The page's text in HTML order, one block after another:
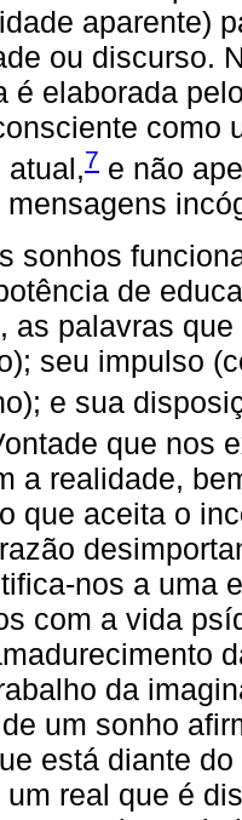
aparente)
ou discurso.
é elaborada
como
atual,7 e não
sonhos
de
as palavras
seu impulso
e sua
que nos
a realidade,
que aceita o
nos a uma
com a vida
da
um sonho
está diante
real que é